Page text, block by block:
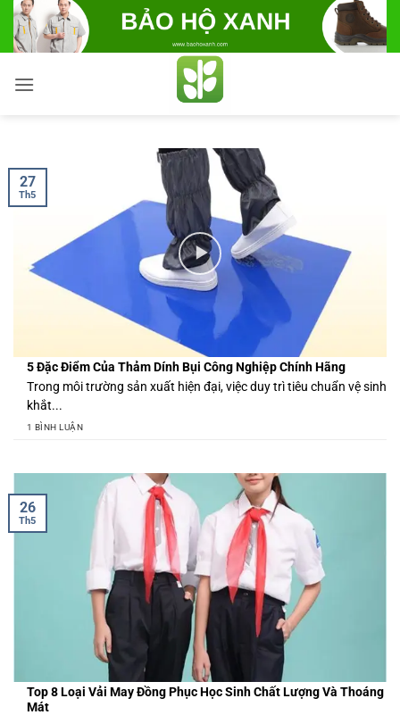
Bỏ
qua
nội
dung
5 Đặc Điểm Của Thảm Dính Bụi Công Nghiệp Chính Hãng
Trong môi trường sản xuất hiện đại, việc duy trì tiêu chuẩn vệ sinh
khắt...
1 BÌNH LUẬN
27
Th5
Top 8 Loại Vải May Đồng Phục Học Sinh Chất Lượng Và Thoáng
Mát
26
Th5